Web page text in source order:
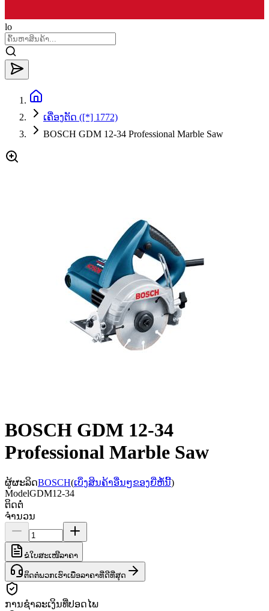
lo
ເຄື່ອງຕັດ ([*] 1772)
BOSCH GDM 12-34 Professional Marble Saw
BOSCH GDM 12-34
Professional Marble Saw
ຜູ້ຜະລິດBOSCH(ເບິ່ງສິນຄ້າອື່ນໆຂອງຍີ່ຫໍ້ນີ້)
ModelGDM12-34
ຕິດຕໍ່
ຈຳນວນ
ຂໍໃບສະເໜີລາຄາ
ຕິດຕໍ່ພວກເຮົາເພື່ອລາຄາທີ່ດີທີ່ສຸດ
ການຊຳລະເງິນທີ່ປອດໄພ